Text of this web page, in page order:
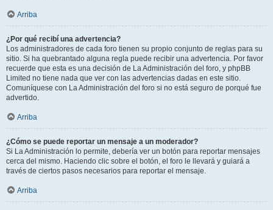
Arriba
¿Por qué recibí una advertencia?
Los administradores de cada foro tienen su propio conjunto de reglas para su
sitio. Si ha quebrantado alguna regla puede recibir una advertencia. Por favor
recuerde que esta es una decisión de La Administración del foro, y phpBB
Limited no tiene nada que ver con las advertencias dadas en este sitio.
Comuníquese con La Administración del foro si no está seguro de porqué fue
advertido.
Arriba
¿Cómo se puede reportar un mensaje a un moderador?
Si La Administración lo permite, debería ver un botón para reportar mensajes
cerca del mismo. Haciendo clic sobre el botón, el foro le llevará y guiará a
través de ciertos pasos necesarios para reportar el mensaje.
Arriba